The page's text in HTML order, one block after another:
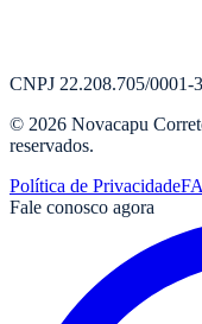
CNPJ 22.208.705/0001-
© 2026 Novacapu
reservados.
Política de Privacidade
Fale conosco agora